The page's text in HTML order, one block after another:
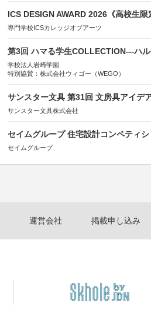
ICS DESIGN AWARD 2026《高校生限
専門学校ICSカレッジオブアーツ
第3回 ハマる学生COLLECTION―ハ
学校法人岩崎学園
特別協賛：株式会社ウィゴー（WEGO）
サンスター文具 第31回 文房具アイデ
サンスター文具株式会社
セイムグループ 住宅設計コンペティシ
セイムグループ
運営会社 掲載申し込み